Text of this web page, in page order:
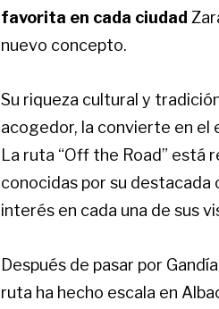
favorita en cada ciudad
nuevo concepto.
Su riqueza cultural y
acogedor, la convierte en el
La ruta “Off the Road” está
conocidas por su
interés en cada una de sus
Después de pasar por
ruta ha hecho escala en